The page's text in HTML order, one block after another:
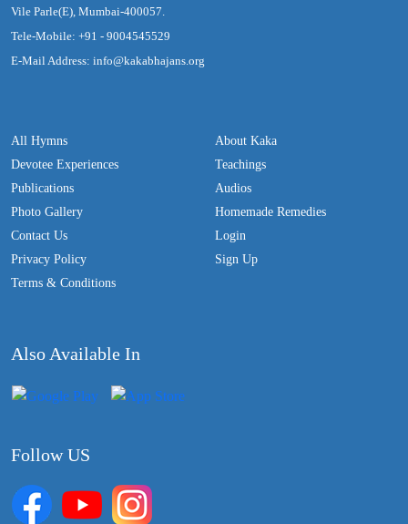
Vile Parle(E), Mumbai-400057.
Tele-Mobile: +91 - 9004545529
E-Mail Address: info@kakabhajans.org
All Hymns
Devotee Experiences
Publications
Photo Gallery
Contact Us
Privacy Policy
Terms & Conditions
About Kaka
Teachings
Audios
Homemade Remedies
Login
Sign Up
Also Available In
Follow US